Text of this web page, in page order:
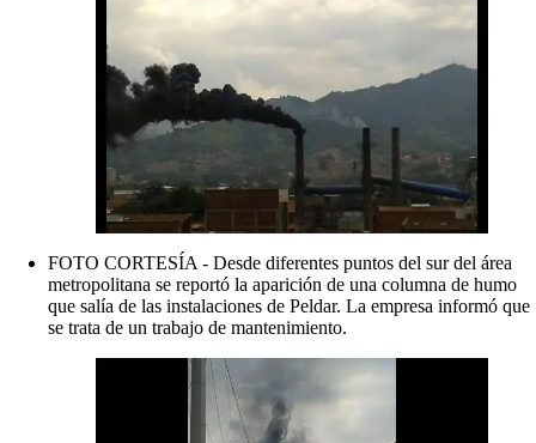
FOTO CORTESÍA - Desde diferentes puntos del sur del área
metropolitana se reportó la aparición de una columna de humo
que salía de las instalaciones de Peldar. La empresa informó que
se trata de un trabajo de mantenimiento.